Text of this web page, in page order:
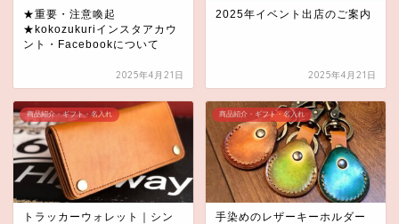
★重要・注意喚起
★kokozukuriインスタアカウ
ント・Facebookについて
2025年4月21日
2025年イベント出店のご案内
2025年4月21日
商品紹介・ギフト・名入れ
トラッカーウォレット｜シン
商品紹介・ギフト・名入れ
手染めのレザーキーホルダー